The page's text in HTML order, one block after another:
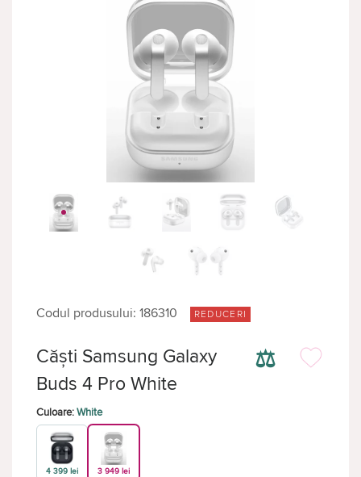
Codul produsului: 186310 REDUCERI
⚖
Căști Samsung Galaxy
Buds 4 Pro White
Culoare:White
4 399 lei 3 949 lei